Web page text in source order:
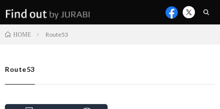
HOME Route53
Route53